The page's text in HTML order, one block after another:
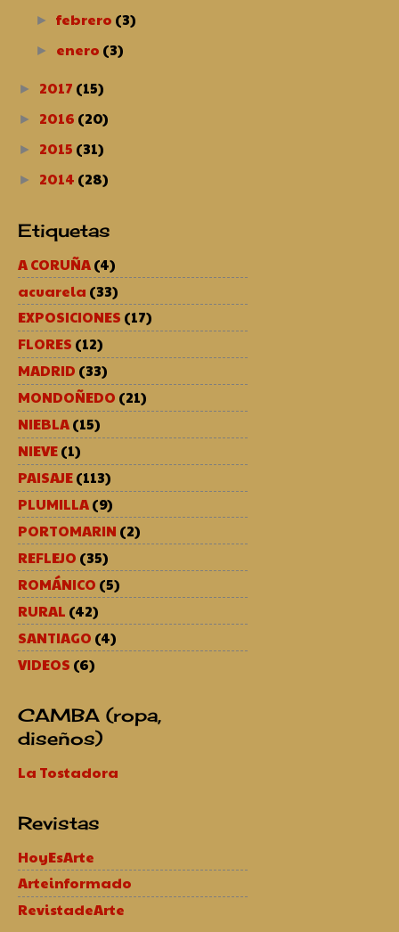
► febrero (3)
► enero (3)
► 2017 (15)
► 2016 (20)
► 2015 (31)
► 2014 (28)
Etiquetas
A CORUÑA(4)
acuarela (33)
EXPOSICIONES (17)
FLORES (12)
MADRID (33)
MONDOÑEDO (21)
NIEBLA(15)
NIEVE(1)
PAISAJE(113)
PLUMILLA(9)
PORTOMARIN (2)
REFLEJO (35)
ROMÁNICO (5)
RURAL (42)
SANTIAGO (4)
VIDEOS (6)
CAMBA (ropa,
diseños)
La Tostadora
Revistas
HoyEsArte
Arteinformado
RevistadeArte